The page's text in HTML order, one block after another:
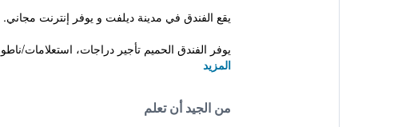
يقع الفندق في مدينة ديلفت و يوفر إنترنت مجاني. يقدم الفندق
يوفر الفندق الحميم تأجير دراجات، استعلامات/
المزيد
من الجيد أن تعلم